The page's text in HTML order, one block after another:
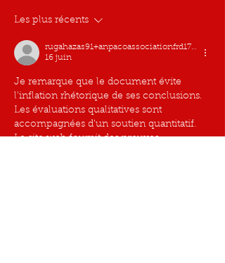
Les plus récents
rugahazas91+anpacoassociationfrd17cc7
16 juin
Je remarque que le document évite
l'inflation rhétorique de ses conclusions.
Les évaluations qualitatives sont
accompagnées d'un soutien quantitatif.
Le site web fournit des preuves